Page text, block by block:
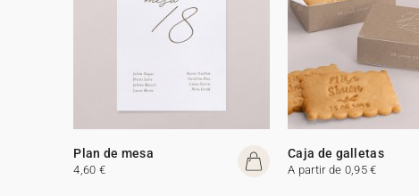
Plan de mesa
4,60 €
Caja de galletas
A partir de 0,95 €